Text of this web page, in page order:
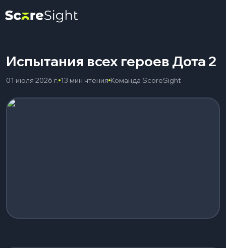
Испытания всех героев Дота 2
01 июля 2026 г. 13 мин чтения Команда ScoreSight